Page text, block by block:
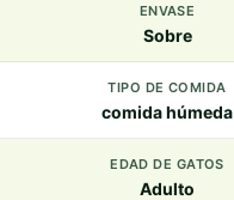
ENVASE
Sobre
TIPO DE COMIDA
comida húmeda
EDAD DE GATOS
Adulto